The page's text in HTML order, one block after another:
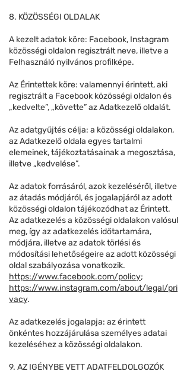
8. KÖZÖSSÉGI OLDALAK
A kezelt adatok köre: Facebook, Instagram
közösségi oldalon regisztrált neve, illetve a
Felhasználó nyilvános profilképe.
Az Érintettek köre: valamennyi érintett, aki
regisztrált a Facebook közösségi oldalon és
„kedvelte”, „követte” az Adatkezelő oldalát.
Az adatgyűjtés célja: a közösségi oldalakon,
az Adatkezelő oldala egyes tartalmi
elemeinek, tájékoztatásainak a megosztása,
illetve „kedvelése”.
Az adatok forrásáról, azok kezeléséről, illetve
az átadás módjáról, és jogalapjáról az adott
közösségi oldalon tájékozódhat az Érintett.
Az adatkezelés a közösségi oldalakon valósul
meg, így az adatkezelés időtartamára,
módjára, illetve az adatok törlési és
módosítási lehetőségeire az adott közösségi
oldal szabályozása vonatkozik.
https://www.facebook.com/policy;
https://www.instagram.com/about/legal/pri
vacy.
Az adatkezelés jogalapja: az érintett
önkéntes hozzájárulása személyes adatai
kezeléséhez a közösségi oldalakon.
9. AZ IGÉNYBE VETT ADATFELDOLGOZÓK